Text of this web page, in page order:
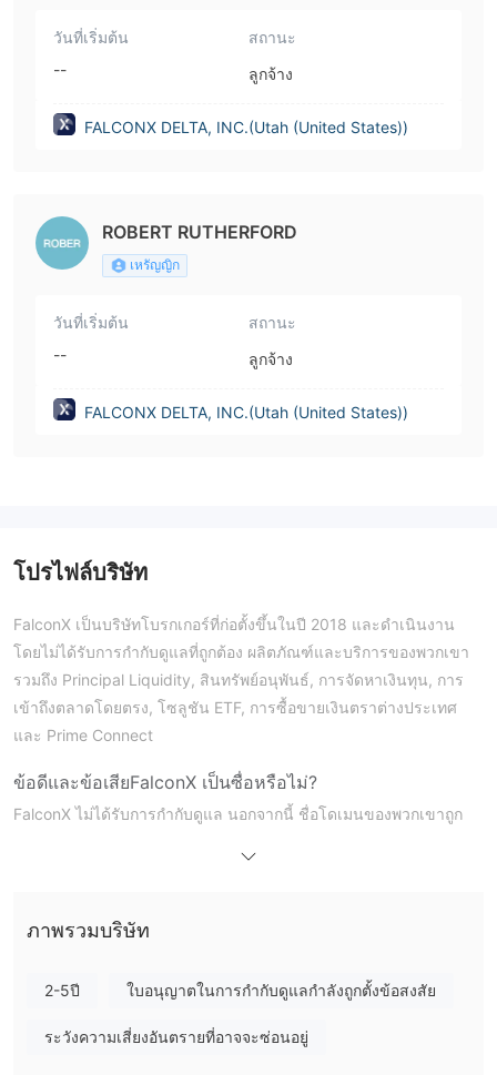
วันที่เริ่มต้น
--
สถานะ
ลูกจ้าง
FALCONX DELTA, INC.(Utah (United States))
ROBERT RUTHERFORD
เหรัญญิก
วันที่เริ่มต้น
--
สถานะ
ลูกจ้าง
FALCONX DELTA, INC.(Utah (United States))
โปรไฟล์บริษัท
FalconX เป็นบริษัทโบรกเกอร์ที่ก่อตั้งขึ้นในปี 2018 และดำเนินงาน
โดยไม่ได้รับการกำกับดูแลที่ถูกต้อง ผลิตภัณฑ์และบริการของพวกเขา
รวมถึง Principal Liquidity, สินทรัพย์อนุพันธ์, การจัดหาเงินทุน, การ
เข้าถึงตลาดโดยตรง, โซลูชัน ETF, การซื้อขายเงินตราต่างประเทศ
และ Prime Connect
ข้อดีและข้อเสียFalconX เป็นซื่อหรือไม่?
FalconX ไม่ได้รับการกำกับดูแล นอกจากนี้ ชื่อโดเมนของพวกเขาถูก
ผลิตภัณฑ์และบริการ
principal liquidity สำหรับสินทรัพย์อนุพันธ์
OTC, การจัดหาเงินทุน, การเข้าถึงตลาดโดยตรง, โซลูชัน
ETF, การซื้อขายเงินตราต่างประเทศ และ prime connect
ภาพรวมบริษัท
2-5ปี ใบอนุญาตในการกำกับดูแลกำลังถูกตั้งข้อสงสัย
ระวังความเสี่ยงอันตรายที่อาจจะซ่อนอยู่